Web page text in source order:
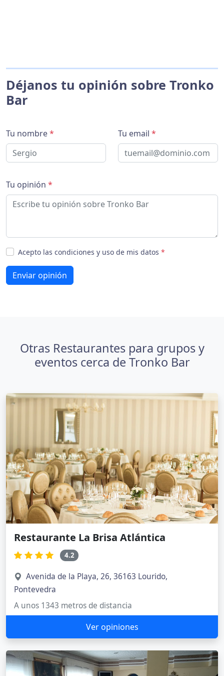
Déjanos tu opinión sobre Tronko
Bar
Tu nombre* Tu email *
Tu opinión *
Acepto las condiciones y uso de mis datos *
Enviar opinión
Otras Restaurantes para grupos y
eventos cerca de Tronko Bar
Restaurante La Brisa Atlántica
4.2
Avenida de la Playa, 26, 36163 Lourido,
Pontevedra
A unos 1343 metros de distancia
Ver opiniones